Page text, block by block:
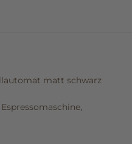
matt schwarz